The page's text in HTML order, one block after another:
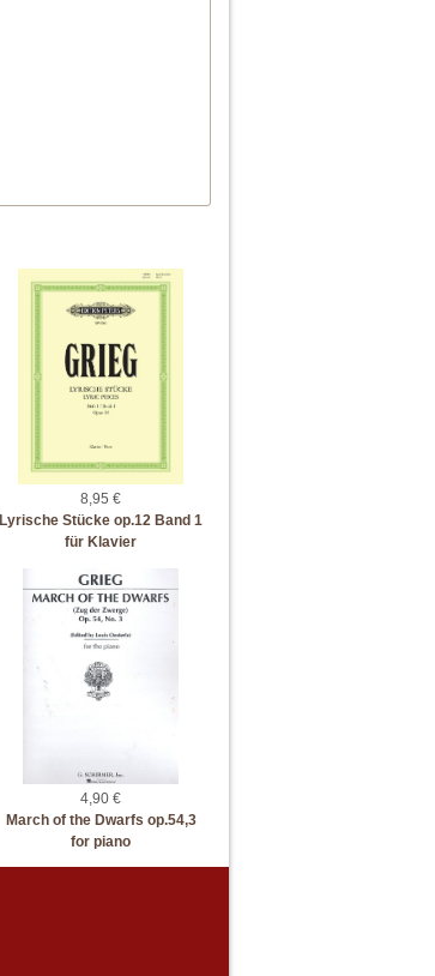
8,95 €
Lyrische Stücke op.12 Band 1
für Klavier
4,90 €
March of the Dwarfs op.54,3
for piano